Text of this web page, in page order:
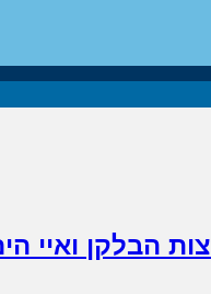
הבלקן ואיי